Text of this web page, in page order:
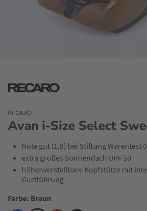
Avan i-Size Select
RECARO
Note gut (1,8) bei Stiftung Warentest
extra großes Sonnendach UPF 50
höhenverstellbare Kopfstütze mit
Gurtführung
Farbe: Braun